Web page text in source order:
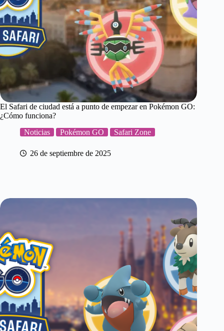
El Safari de ciudad está a punto de empezar en Pokémon GO:
¿Cómo funciona?
Noticias
Pokémon GO Safari Zone
26 de septiembre de 2025